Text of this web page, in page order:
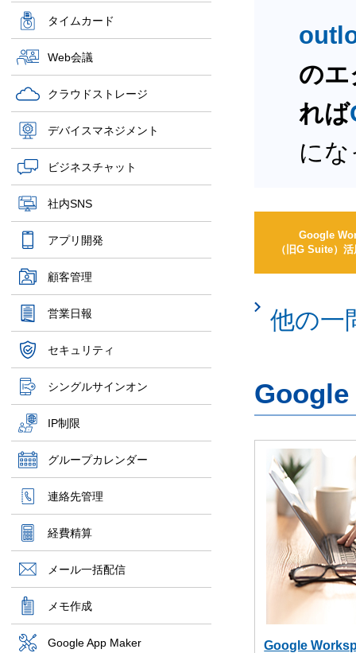
タイムカード
Web会議
クラウドストレージ
デバイスマネジメント
ビジネスチャット
社内SNS
アプリ開発
顧客管理
営業日報
セキュリティ
シングルサインオン
IP制限
グループカレンダー
連絡先管理
経費精算
メール一括配信
メモ作成
Google App Maker
のエ
れば
に
Google
（旧G Suite）
他の一
Google
Google